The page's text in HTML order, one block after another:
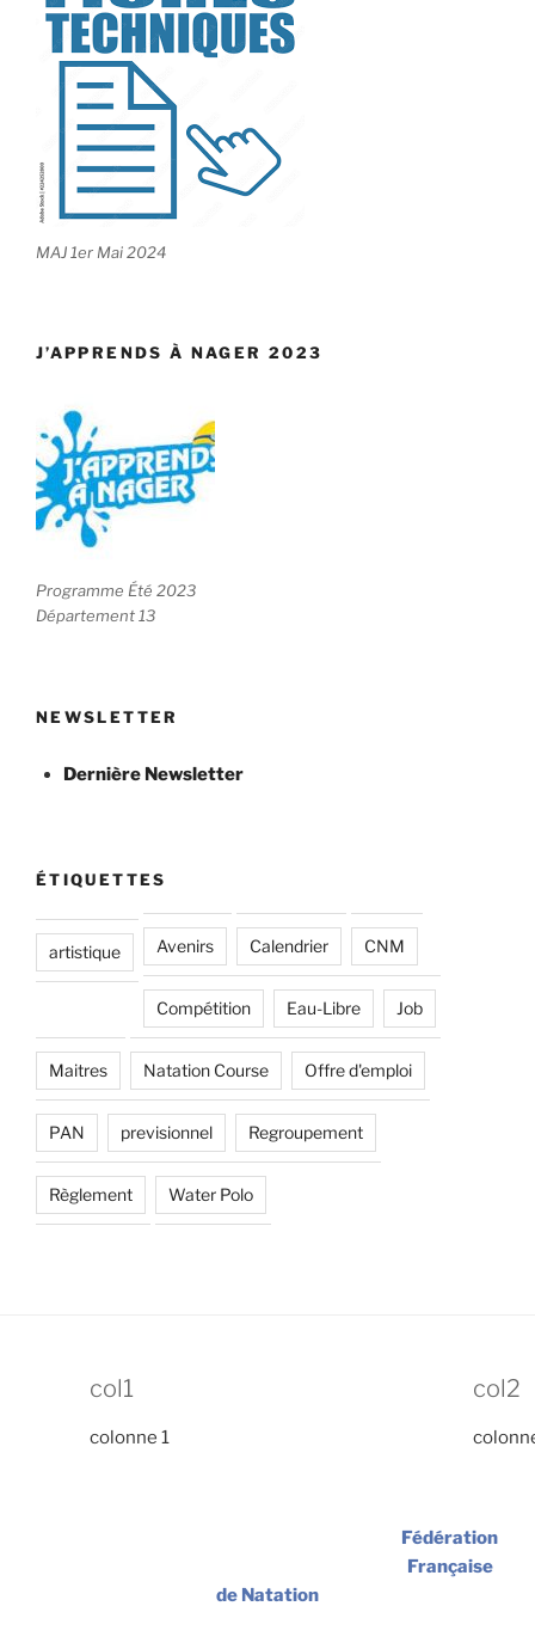
MAJ 1er Mai 2024
J’APPRENDS À NAGER 2023
Programme Été 2023
Département 13
NEWSLETTER
Dernière Newsletter
ÉTIQUETTES
artistique Avenirs Calendrier CNM
Compétition Eau-Libre Job
Maitres Natation Course Offre d'emploi
PAN previsionnel Regroupement
Règlement Water Polo
col1
colonne 1
col2
Fédération
Française
de Natation